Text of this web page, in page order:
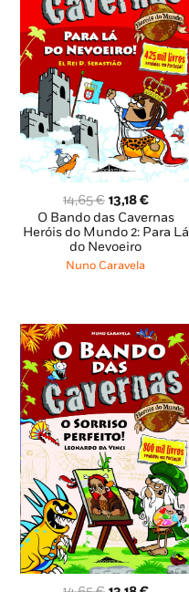
14,65€ O
preço
original
era:
14,65 €.
13,18€O
preço
atual
O Bando das Cavernas
Heróis do Mundo 2: Para Lá
do Nevoeiro
Nuno Caravela